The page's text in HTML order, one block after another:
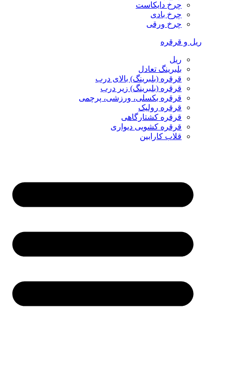
چرخ دایکاست
چرخ بادی
چرخ ورقی
ریل و قرقره
ریل
بلبرینگ تعادل
قرقره (بلبرینگ) بالای درب
قرقره (بلبرینگ) زیر درب
قرقره بکسلی، ورزشی، پرچمی
قرقره رولیک
قرقره کشتارگاهی
قرقره کشویی دیواری
قلاب کارابین